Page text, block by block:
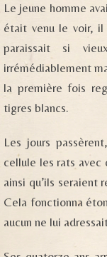
Le jeune homme
était venu le voir, il
paraissait si
irrémédiablement
la première fois
tigres blancs.
Les jours
cellule les rats avec
ainsi qu’ils seraient
Cela fonctionna
aucun ne lui